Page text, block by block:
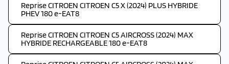
Reprise CITROEN CITROEN C5 X (2024) PLUS HYBRIDE
PHEV 180 e-EAT8
Reprise CITROEN CITROEN C5 AIRCROSS (2024) MAX
HYBRIDE RECHARGEABLE 180 e-EAT8